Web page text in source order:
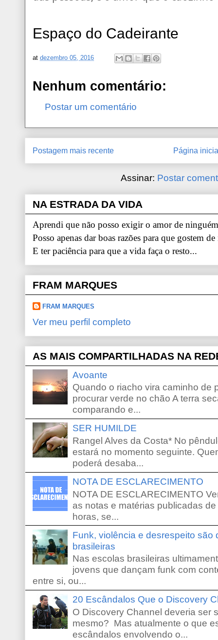
Espaço do Cadeirante
at dezembro 05, 2016
Nenhum comentário:
Postar um comentário
Postagem mais recente Página
Assinar: Postar
NA ESTRADA DA VIDA
Aprendi que não posso exigir o amor de
Posso apenas dar boas razões para que gostem
E ter paciência para que a vida faça o resto...
FRAM MARQUES
FRAM MARQUES
Ver meu perfil completo
AS MAIS COMPARTILHADAS NA
Avoante
Quando o riacho vira caminho de
procurar verde no chão A terra
comparando e...
SER HUMILDE
Rangel Alves da Costa* No
estará no momento seguinte.
poderá desaba...
NOTA DE ESCLARECIMENTO
NOTA DE ESCLARECIMENTO
as notas e matérias publicadas
horas, se...
Funk, violência e desrespeito são
brasileiras
Nas escolas brasileiras
jovens que dançam funk com
entre si, ou...
20 Escândalos Que o Discovery
O Discovery Channel deveria ser
mesmo? Mas atualmente o que
escândalos envolvendo o...